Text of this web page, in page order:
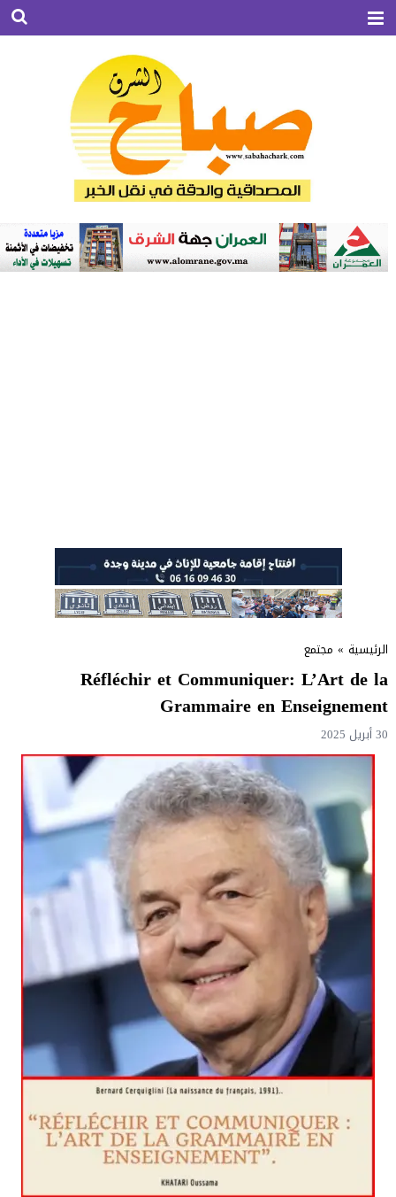
الرئيسية » مجتمع
Réfléchir et Communiquer: L’Art de la
Grammaire en Enseignement
30 أبريل 2025